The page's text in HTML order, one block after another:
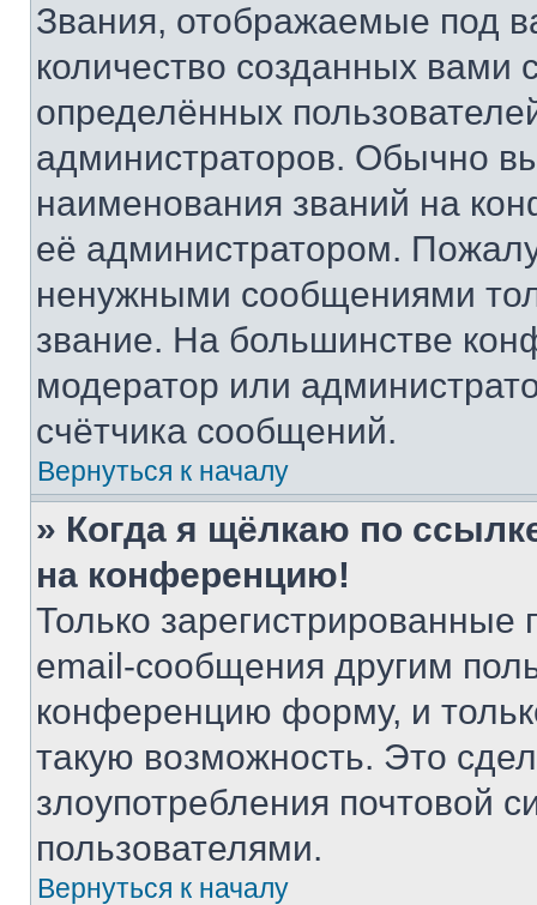
Звания, отображаемые под
количество созданных
определённых
администраторов. Обычно
наименования званий на
её администратором.
ненужными сообщениями
звание. На большинстве
модератор или
счётчика сообщений.
Вернуться к началу
» Когда я щёлкаю по
на конференцию!
Только зарегистрированные
email-сообщения другим
конференцию форму, и
такую возможность. Это
злоупотребления почтовой
пользователями.
Вернуться к началу